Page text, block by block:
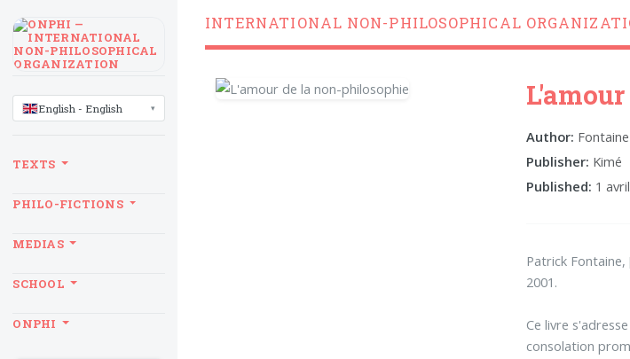
INTERNATIONAL NON-PHILOSOPHICAL
Author:
Publisher: Kimé
Published: 1
Patrick
2001.
Ce livre
consolation
LANGUAGE
English - English
TEXTS
PHILO-FICTIONS
MEDIAS
SCHOOL
ONPHISans recul